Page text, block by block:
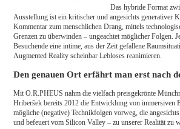
Das hybride Format
Ausstellung ist ein kritischer und angesichts generativer
Kommentar zum menschlichen Drang, mittels
Grenzen zu überwinden – ungeachtet möglicher Folgen.
Besuchende eine intime, aus der Zeit gefallene
Augmented Reality scheinbar Lebloses reanimieren.
Den genauen Ort erfährt man erst nach
Mit O.R.PHEUS nahm die vielfach preisgekrönte
Hriberšek bereits 2012 die Entwicklung von immersiven
mögliche (negative) Technikfolgen vorweg, die
und befeuert vom Silicon Valley – zu unserer Realität zu